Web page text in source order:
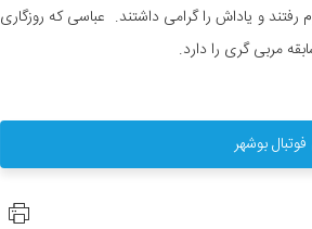
و یاداش را گرامی داشتند. عباسی که روزگاری
مربی گری را دارد.
بوشهر